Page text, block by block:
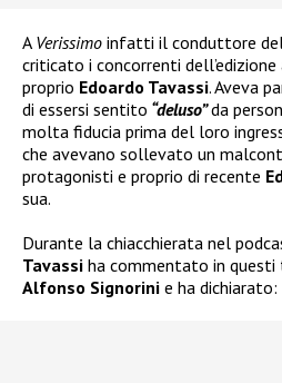
A Verissimo infatti il conduttore
criticato i concorrenti
proprio Edoardo Tavassi. Aveva
di essersi sentito “deluso”da
molta fiducia prima del loro
che avevano sollevato un
protagonisti e proprio di recente
sua.
Durante la chiacchierata nel
Tavassi ha commentato in questi
Alfonso Signorini e ha dichiarato: